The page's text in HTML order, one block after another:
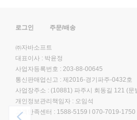
로그인 주문/배송
㈜자바소프트
대표이사 : 박윤정
사업자등록번호 : 203-88-00645
통신판매업신고 : 제2016-경기파주-0432호
사업장주소 : (10881) 파주시 회동길 121 (문
개인정보관리책임자 : 오임석
고객만족센터 : 1588-5159 070-7019-1750